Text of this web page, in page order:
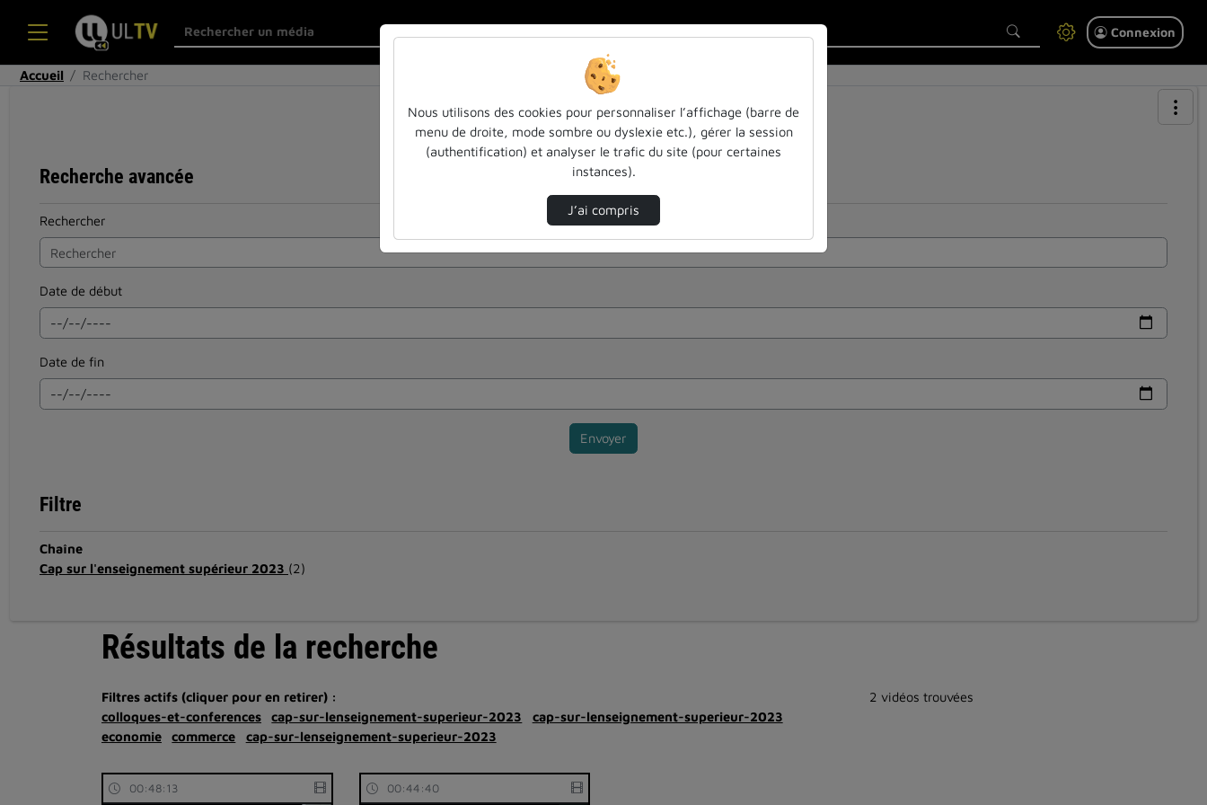
Connexion
Accueil Rechercher
Recherche avancée
Rechercher
Date de début
Date de fin
Envoyer
Filtre
Chaîne
Cap sur l'enseignement supérieur 2023 (2)
Résultats de la recherche
Filtres actifs (cliquer pour en retirer) :
colloques-et-conferences
cap-sur-lenseignement-superieur-2023
cap-sur-lenseignement-superieur-2023
economie
commerce cap-sur-lenseignement-superieur-2023
2 vidéos trouvées
00:48:13 00:44:40
Nous utilisons des cookies pour personnaliser l’affichage (barre de
menu de droite, mode sombre ou dyslexie etc.), gérer la session
(authentification) et analyser le trafic du site (pour certaines
instances).
J’ai compris